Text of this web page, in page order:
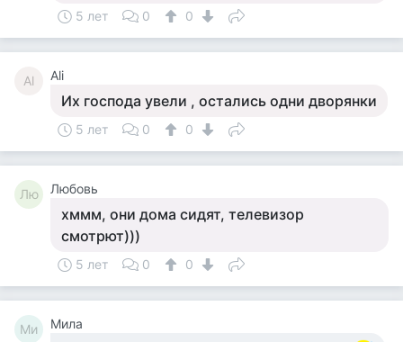
5 лет 0 0
Al Ali
Их господа увели , остались одни дворянки
5 лет 0 0
Лю Любовь
хммм, они дома сидят, телевизор
смотрют)))
5 лет 0 0
Ми Мила